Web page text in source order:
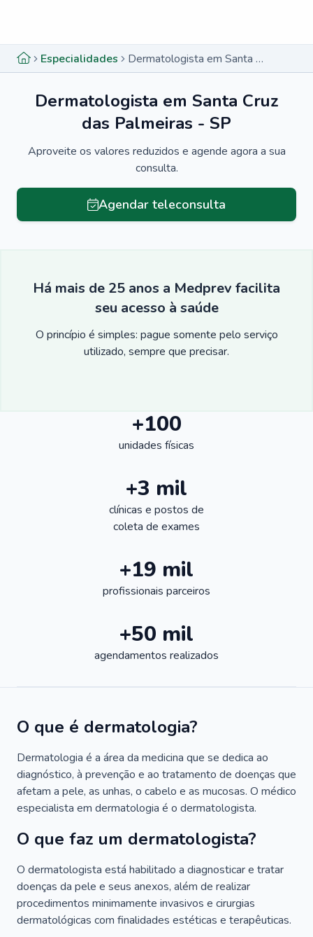
Especialidades Dermatologista em Santa Cruz das Palmeiras - SP
Dermatologista em Santa Cruz
das Palmeiras - SP
Aproveite os valores reduzidos e agende agora a sua
consulta.
Agendar teleconsulta
Há mais de 25 anos a Medprev facilita
seu acesso à saúde
O princípio é simples: pague somente pelo serviço
utilizado, sempre que precisar.
+100
unidades físicas
+3 mil
clínicas e postos de
coleta de exames
+19 mil
profissionais parceiros
+50 mil
agendamentos realizados
O que é dermatologia?
Dermatologia é a área da medicina que se dedica ao
diagnóstico, à prevenção e ao tratamento de doenças que
afetam a pele, as unhas, o cabelo e as mucosas. O médico
especialista em dermatologia é o dermatologista.
O que faz um dermatologista?
O dermatologista está habilitado a diagnosticar e tratar
doenças da pele e seus anexos, além de realizar
procedimentos minimamente invasivos e cirurgias
dermatológicas com finalidades estéticas e terapêuticas.